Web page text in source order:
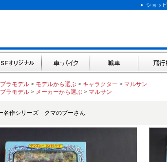
ショッ
オリジナル 車・バイク
プラモデル > モデルから選ぶ > キャラクター > マルサン
プラモデル > メーカーから選ぶ > マルサン
作シリーズ クマのプーさん